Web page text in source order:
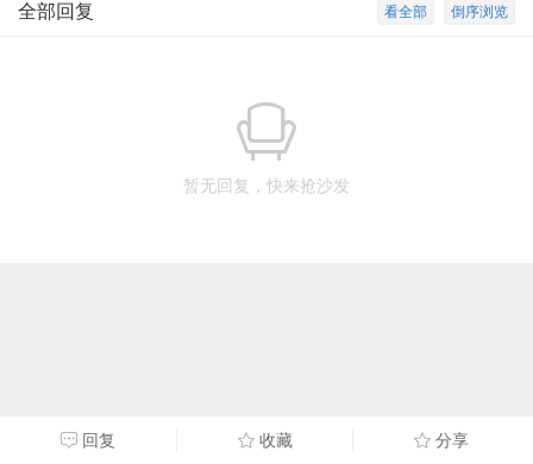
倒序浏览
看全部
全部回复
暂无回复，快来抢沙发
回复 收藏 分享